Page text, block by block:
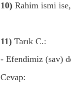
10) Rahim ismi
11) Tarık C.:
- Efendimiz (sav)
Cevap: